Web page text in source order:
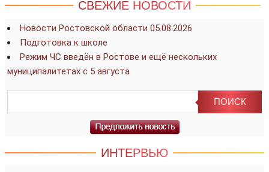
СВЕЖИЕ НОВОСТИ
Новости Ростовской области 05.08.2026
Подготовка к школе
Режим ЧС введён в Ростове и ещё нескольких
муниципалитетах с 5 августа
ИНТЕРВЬЮ